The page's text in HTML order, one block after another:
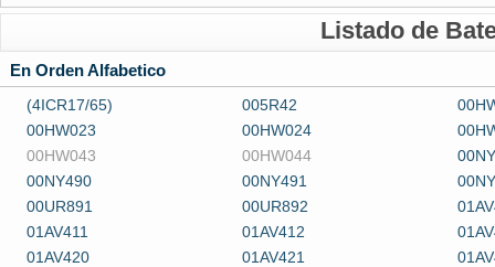
Listado de
En Orden Alfabetico
(4ICR17/65) 005R42
00HW023
00HW024
00HW043
00HW044
00NY490
00NY491
00UR891
00UR892
01AV411
01AV412
01AV420
01AV421